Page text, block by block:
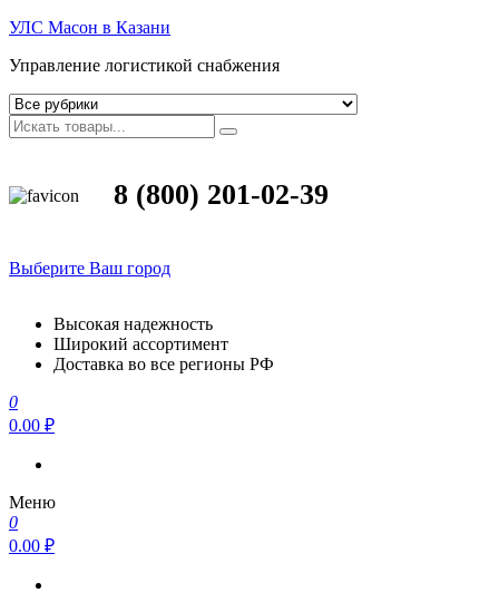
УЛС Масон в Казани
Управление логистикой снабжения
8 (800) 201-02-39
Выберите Ваш город
Высокая надежность
Широкий ассортимент
Доставка во все регионы РФ
0
0.00 ₽
Меню
0
0.00 ₽